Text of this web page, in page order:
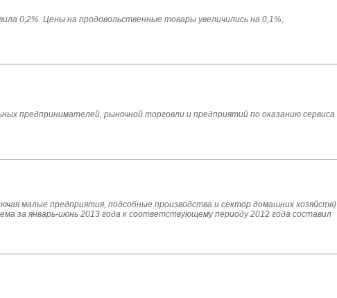
0,2%. Цены на продовольственные товары увеличились на 0,1%,
предпринимателей, рыночной торговли и предприятий по оказанию сервиса
малые предприятия, подсобные производства и сектор домашних хозяйств)
за январь-июнь 2013 года к соответствующему периоду 2012 года составил